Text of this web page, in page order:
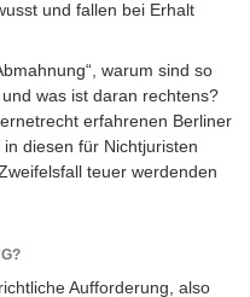
bei der
MEIDES
für Telekommunikation
leben zu können. Bei
Technologie-
insbesondere die Streichung
für Tracking zu
Diese Kritik fand
so gelang es letztlich auch
die so gegensätzlichen
und fallen bei Erhalt
warum sind so
was ist daran rechtens?
erfahrenen Berliner
diesen für Nichtjuristen
teuer werdenden
Aufforderung, also